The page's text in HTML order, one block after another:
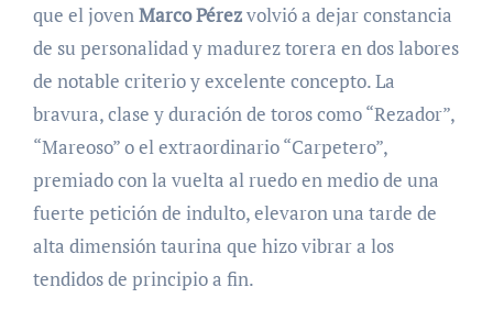
que el jovenMarco Pérezvolvió a dejar constancia
de su personalidad y madurez torera en dos labores
de notable criterio y excelente concepto. La
bravura, clase y duración de toros como “Rezador”,
“Mareoso” o el extraordinario “Carpetero”,
premiado con la vuelta al ruedo en medio de una
fuerte petición de indulto, elevaron una tarde de
alta dimensión taurina que hizo vibrar a los
tendidos de principio a fin.